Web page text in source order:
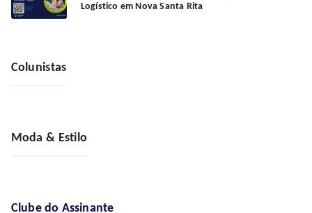
Logístico em Nova Santa Rita
Colunistas
Moda & Estilo
Clube do Assinante